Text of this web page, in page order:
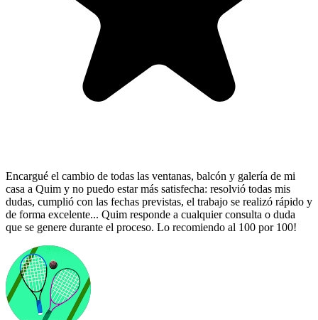
Encargué el cambio de todas las ventanas, balcón y galería de mi
casa a Quim y no puedo estar más satisfecha: resolvió todas mis
dudas, cumplió con las fechas previstas, el trabajo se realizó rápido y
de forma excelente... Quim responde a cualquier consulta o duda
que se genere durante el proceso. Lo recomiendo al 100 por 100!